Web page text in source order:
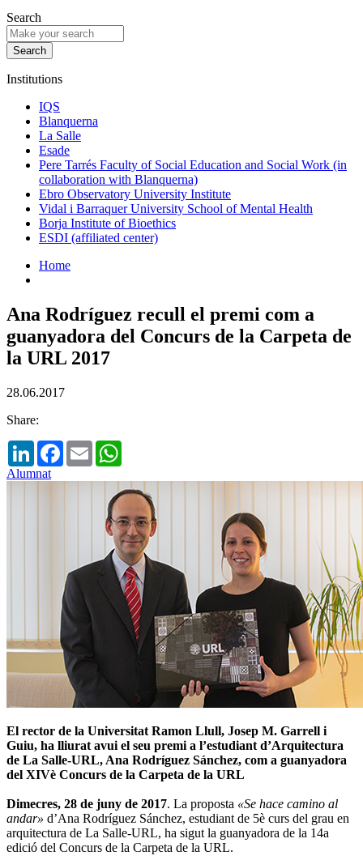
Search
Institutions
IQS
Blanquerna
La Salle
Esade
Pere Tarrés Faculty of Social Education and Social Work (in
collaboration with Blanquerna)
Ebro Observatory University Institute
Vidal i Barraquer University School of Mental Health
Borja Institute of Bioethics
ESDI (affiliated center)
Home
Ana Rodríguez recull el premi com a
guanyadora del Concurs de la Carpeta de
la URL 2017
28.06.2017
Share:
LinkedInFacebook
Email
Alumnat
El rector de la Universitat Ramon Llull, Josep M. Garrell i
Guiu, ha lliurat avui el seu premi a l’estudiant d’Arquitectura
de La Salle-URL, Ana Rodríguez Sánchez, com a guanyadora
del XIVè Concurs de la Carpeta de la URL
Dimecres, 28 de juny de 2017. La proposta «Se hace camino al
andar» d’Ana Rodríguez Sánchez, estudiant de 5è curs del grau en
arquitectura de La Salle-URL, ha sigut la guanyadora de la 14a
edició del Concurs de la Carpeta de la URL.